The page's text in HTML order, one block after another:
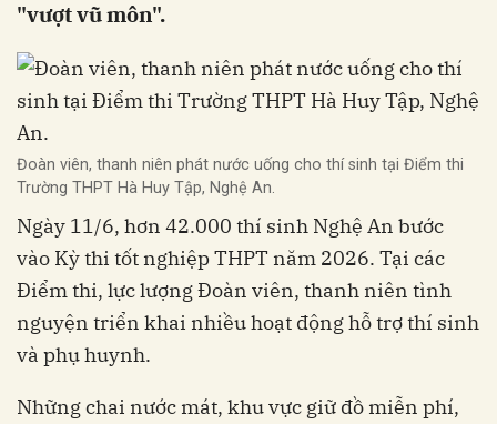
"vượt vũ môn".
Đoàn viên, thanh niên phát nước uống cho thí sinh tại Điểm thi
Trường THPT Hà Huy Tập, Nghệ An.
Ngày 11/6, hơn 42.000 thí sinh Nghệ An bước
vào Kỳ thi tốt nghiệp THPT năm 2026. Tại các
Điểm thi, lực lượng Đoàn viên, thanh niên tình
nguyện triển khai nhiều hoạt động hỗ trợ thí sinh
và phụ huynh.
Những chai nước mát, khu vực giữ đồ miễn phí,